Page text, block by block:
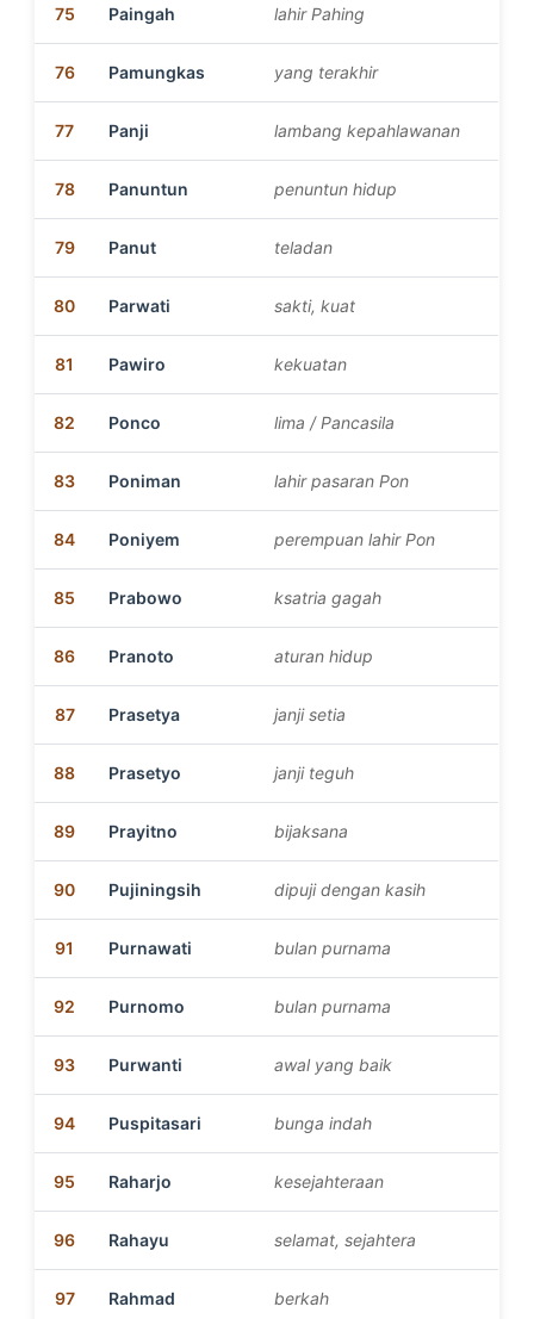
75 Paingah lahir Pahing
76 Pamungkas yang terakhir
77 Panji lambang kepahlawanan
78 Panuntun penuntun hidup
79 Panut teladan
80 Parwati sakti, kuat
81 Pawiro kekuatan
82 Ponco lima / Pancasila
83 Poniman lahir pasaran Pon
84 Poniyem perempuan lahir Pon
85 Prabowo ksatria gagah
86 Pranoto aturan hidup
87 Prasetya janji setia
88 Prasetyo janji teguh
89 Prayitno bijaksana
90 Pujiningsih dipuji dengan kasih
91 Purnawati bulan purnama
92 Purnomo bulan purnama
93 Purwanti awal yang baik
94 Puspitasari bunga indah
95 Raharjo kesejahteraan
96 Rahayu selamat, sejahtera
97 Rahmad berkah